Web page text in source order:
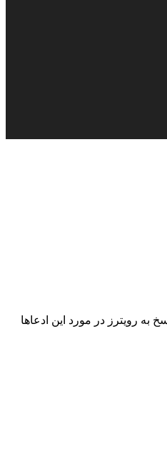
به رویترز در مورد این ادعاها